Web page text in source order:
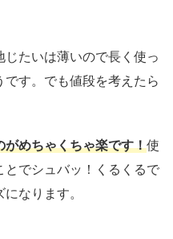
たいは薄いので長く使っ
す。でも値段を考えたら
がめちゃくちゃ楽です！使
とでシュバッ！くるくるで
なります。